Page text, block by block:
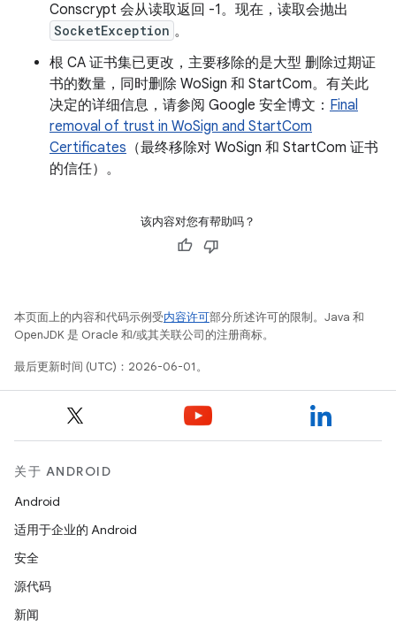
Conscrypt 会从读取返回 -1。现在，读取会抛出
SocketException 。
根 CA 证书集已更改，主要移除的是大型 删除过期证
书的数量，同时删除 WoSign 和 StartCom。有关此
决定的详细信息，请参阅 Google 安全博文： Final
removal of trust in WoSign and StartCom
Certificates （最终移除对 WoSign 和 StartCom 证书
的信任）。
该内容对您有帮助吗？
本页面上的内容和代码示例受内容许可部分所述许可的限制。Java 和
OpenJDK 是 Oracle 和/或其关联公司的注册商标。
最后更新时间 (UTC)：2026-06-01。
关于 ANDROID
Android
适用于企业的 Android
安全
源代码
新闻